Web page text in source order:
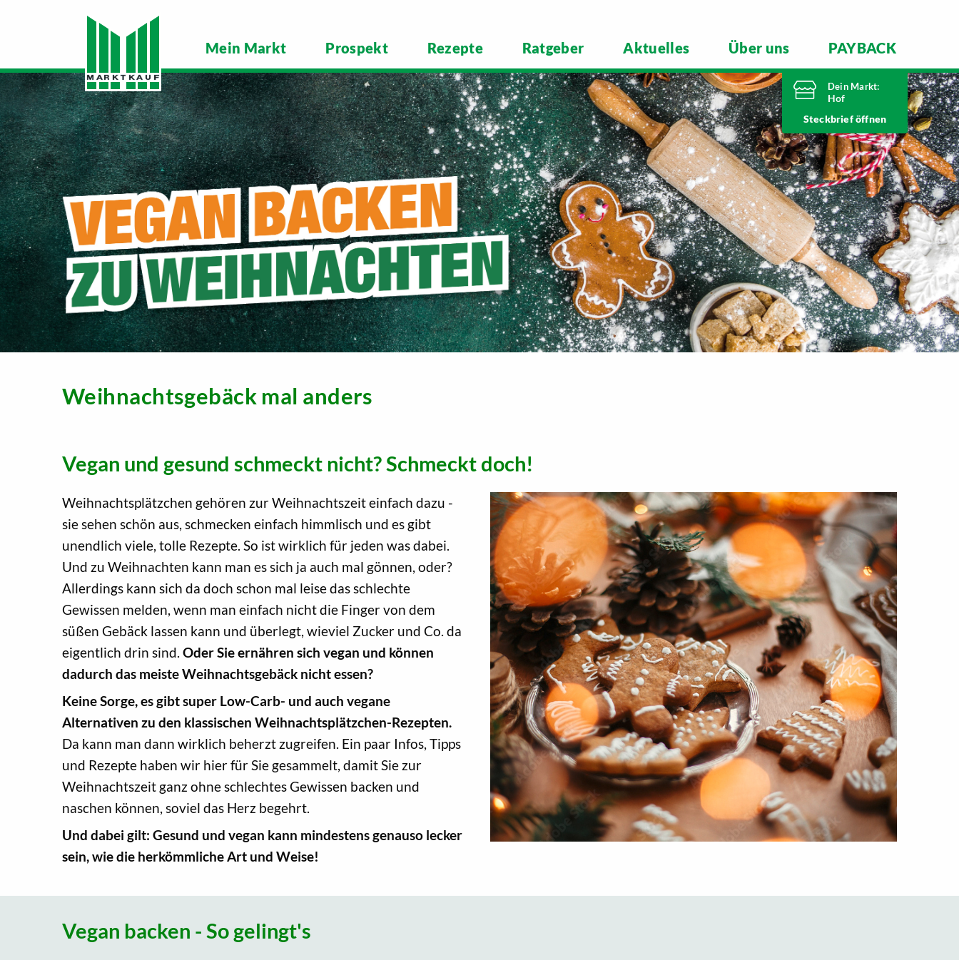
Mein Markt Prospekt Rezepte Ratgeber Aktuelles Über uns PAYBACK
Dein Markt:
Hof
Heute bis
Telefonnummer
09281 7186
Schleizer Straße 49
95028 Hof
Markt ändern
Steckbrief
Weihnachtsgebäck mal anders
Vegan und gesund schmeckt nicht? Schmeckt doch!
Weihnachtsplätzchen gehören zur Weihnachtszeit einfach dazu -
sie sehen schön aus, schmecken einfach himmlisch und es gibt
unendlich viele, tolle Rezepte. So ist wirklich für jeden was dabei.
Und zu Weihnachten kann man es sich ja auch mal gönnen, oder?
Allerdings kann sich da doch schon mal leise das schlechte
Gewissen melden, wenn man einfach nicht die Finger von dem
süßen Gebäck lassen kann und überlegt, wieviel Zucker und Co. da
eigentlich drin sind. Oder Sie ernähren sich vegan und können
dadurch das meiste Weihnachtsgebäck nicht essen?
Keine Sorge, es gibt super Low-Carb- und auch vegane
Alternativen zu den klassischen Weihnachtsplätzchen-Rezepten.
Da kann man dann wirklich beherzt zugreifen. Ein paar Infos, Tipps
und Rezepte haben wir hier für Sie gesammelt, damit Sie zur
Weihnachtszeit ganz ohne schlechtes Gewissen backen und
naschen können, soviel das Herz begehrt.
Und dabei gilt: Gesund und vegan kann mindestens genauso lecker
sein, wie die herkömmliche Art und Weise!
Vegan backen - So gelingt's